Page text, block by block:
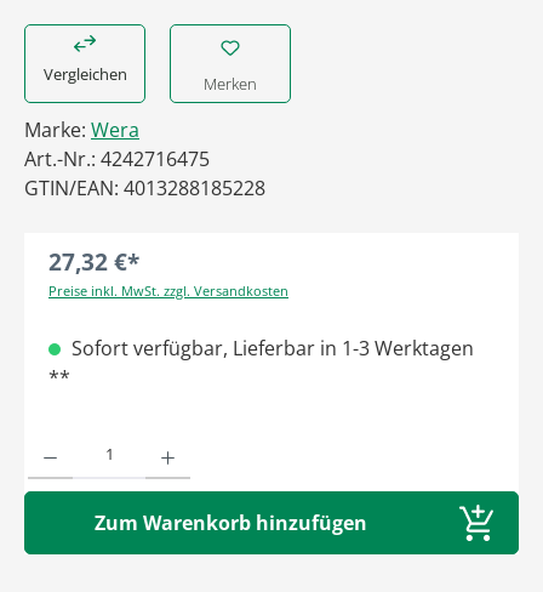
Vergleichen Merken
Marke: Wera
Art.-Nr.: 4242716475
GTIN/EAN: 4013288185228
27,32 €*
Preise inkl. MwSt. zzgl. Versandkosten
Sofort verfügbar, Lieferbar in 1-3 Werktagen
**
Zum Warenkorb hinzufügen